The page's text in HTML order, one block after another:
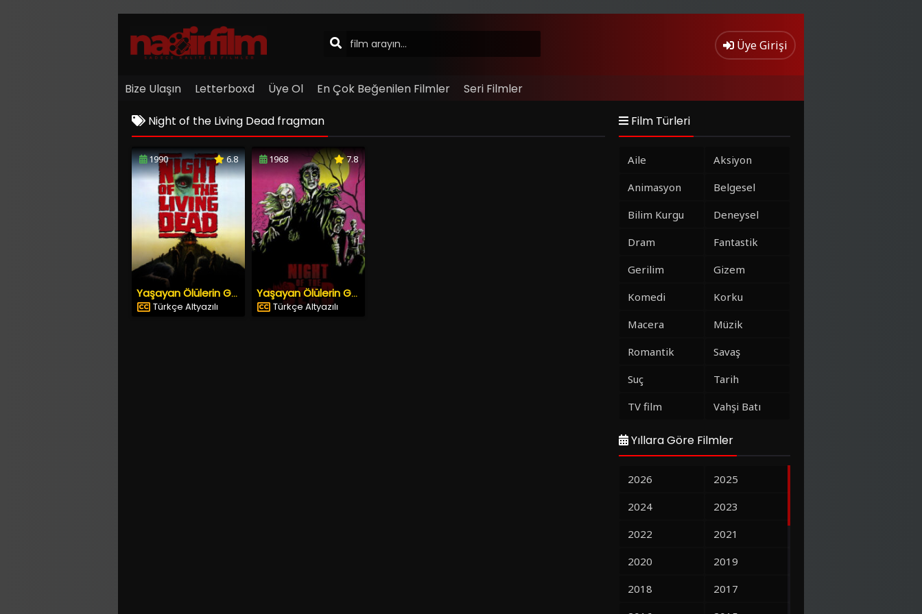
Üye Girişi
Bize Ulaşın Letterboxd Üye Ol En Çok Beğenilen Filmler Seri Filmler
Night of the Living Dead fragman
1990 6.8
Yaşayan Ölülerin Gecesi
Türkçe Altyazılı
1968 7.8
Yaşayan Ölülerin Gecesi
Türkçe Altyazılı
Film Türleri
Aile
Aksiyon
Animasyon
Belgesel
Bilim Kurgu
Deneysel
Dram
Fantastik
Gerilim
Gizem
Komedi
Korku
Macera
Müzik
Romantik
Savaş
Suç
Tarih
TV film
Vahşi Batı
Yıllara Göre Filmler
2026
2025
2024
2023
2022
2021
2020
2019
2018
2017